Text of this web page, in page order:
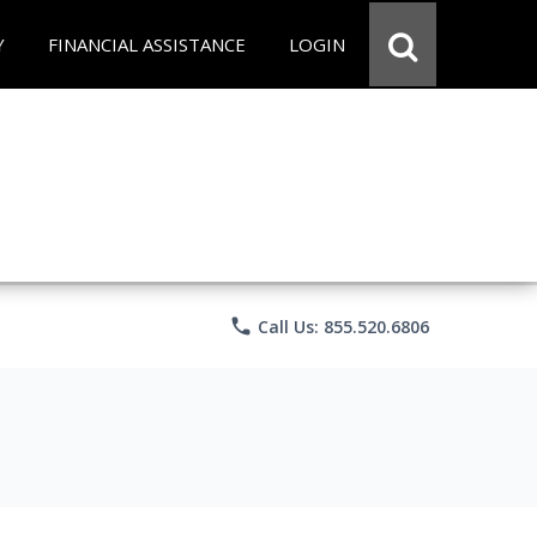
FINANCIAL ASSISTANCE LOGIN
phone Call Us: 855.520.6806